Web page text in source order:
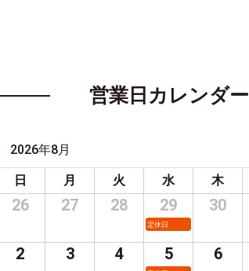
営業日カレンダー
2026年8月
日 月 火 水 木
26 27 28 29
定休日
30
2 3 4 5 6